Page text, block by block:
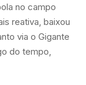
no campo
reativa, baixou
via o Gigante
do tempo,